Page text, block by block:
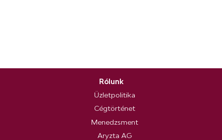
Rólunk
Üzletpolitika
Cégtörténet
Menedzsment
Aryzta AG